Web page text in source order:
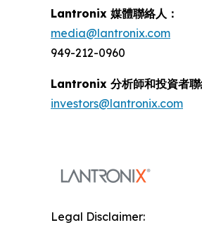
Lantronix 媒體聯絡人：
media@lantronix.com
949-212-0960
Lantronix 分析師和投資者聯
investors@lantronix.com
Legal Disclaimer: